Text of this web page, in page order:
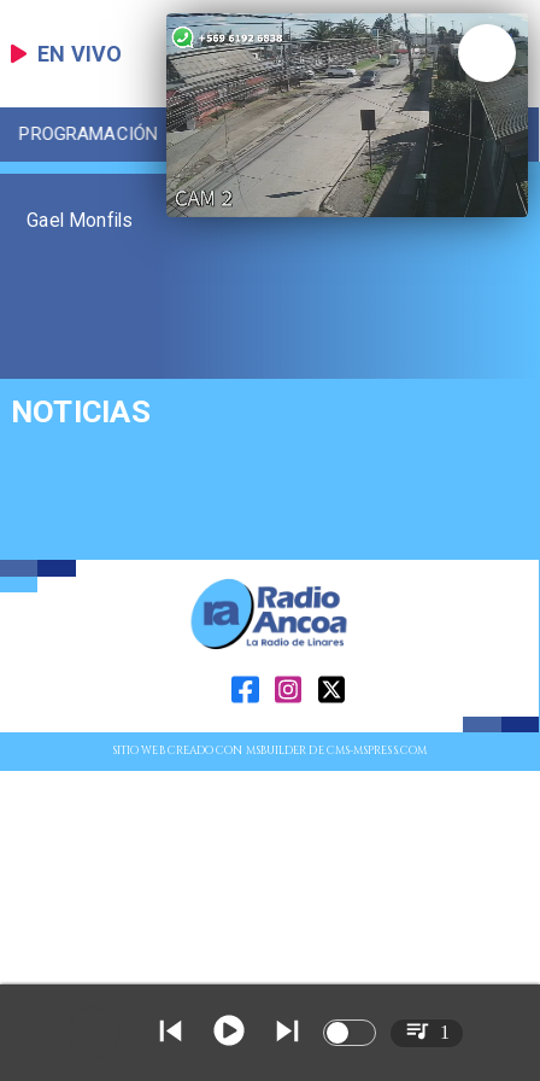
EN VIVO
PROGRAMACIÓN LOCAL DEPORTES
Gael Monfils
NOTICIAS
SITIO WEB CREADO CON MSBUILDER DE CMS-MSPRESS.COM
1